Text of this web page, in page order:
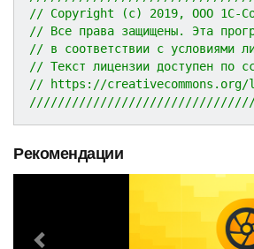
// Copyright (c) 2019, ООО 1С-
// Все права защищены. Эта
// в соответствии с
// Текст лицензии доступен по
// https://
Рекомендации
e